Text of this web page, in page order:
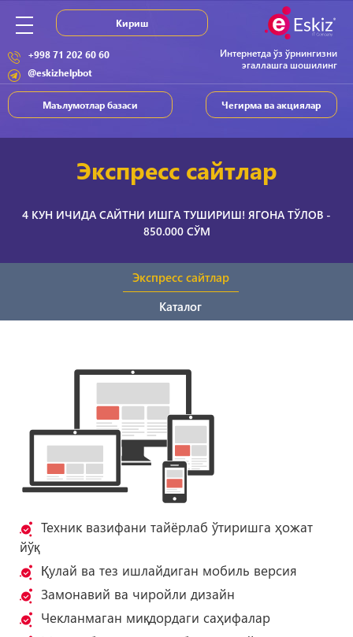
Интернетда ўз ўрнингизни
эгаллашга шошилинг
+998 71 202 60 60
@eskizhelpbot
Чегирма ва акциялар
Маълумотлар базаси
Кириш
Экспресс сайтлар
4 КУН ИЧИДА САЙТНИ ИШГА ТУШИРИШ! ЯГОНА ТЎЛОВ -
850.000 СЎМ
Экспресс сайтлар
Каталог
Техник вазифани тайёрлаб ўтиришга ҳожат
йўқ
Қулай ва тез ишлайдиган мобиль версия
Замонавий ва чиройли дизайн
Чекланмаган миқдордаги саҳифалар